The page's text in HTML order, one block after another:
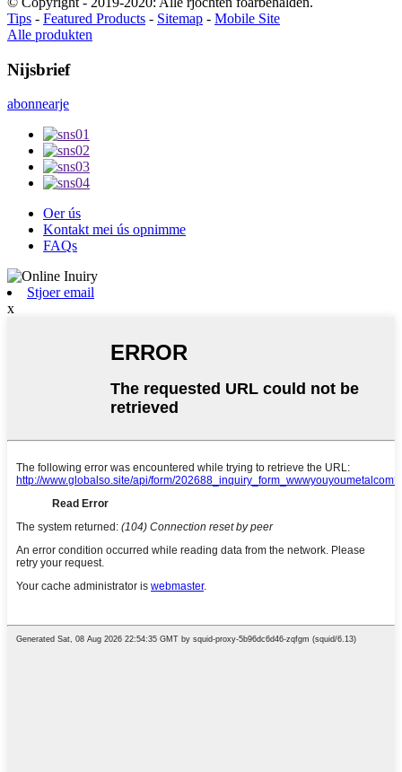
Tips - Featured Products - Sitemap - Mobile Site
Alle produkten
Nijsbrief
abonnearje
Oer ús
Kontakt mei ús opnimme
FAQs
Stjoer email
x